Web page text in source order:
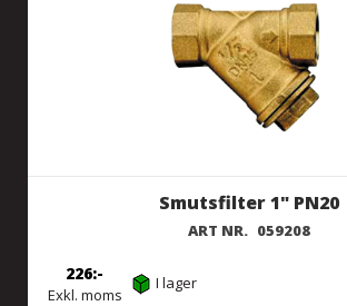
Smutsfilter 1" PN20
ART NR. 059208
Exkl. moms
226 I lager